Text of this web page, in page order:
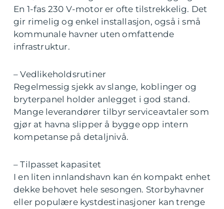
En 1-fas 230 V-motor er ofte tilstrekkelig. Det
gir rimelig og enkel installasjon, også i små
kommunale havner uten omfattende
infrastruktur.
– Vedlikeholdsrutiner
Regelmessig sjekk av slange, koblinger og
bryterpanel holder anlegget i god stand.
Mange leverandører tilbyr serviceavtaler som
gjør at havna slipper å bygge opp intern
kompetanse på detaljnivå.
– Tilpasset kapasitet
I en liten innlandshavn kan én kompakt enhet
dekke behovet hele sesongen. Storbyhavner
eller populære kystdestinasjoner kan trenge